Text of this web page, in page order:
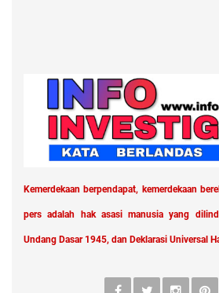
Kemerdekaan berpendapat, kemerdekaan
pers adalah hak asasi manusia yang
Undang Dasar 1945, dan Deklarasi Universal